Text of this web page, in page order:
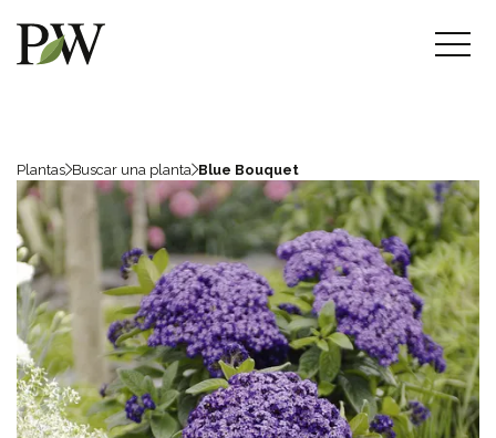
Plantas Buscar una planta Blue Bouquet